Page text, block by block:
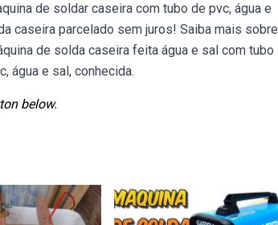
de soldar caseira com tubo de pvc, água e
caseira parcelado sem juros! Saiba mais sobre
de solda caseira feita água e sal com tubo
água e sal, conhecida.
below.